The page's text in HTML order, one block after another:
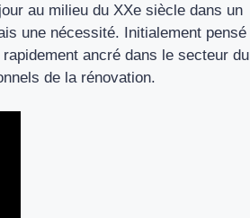
au milieu du XXe siècle dans un
une nécessité. Initialement pensé
ancré dans le secteur du
de la rénovation.